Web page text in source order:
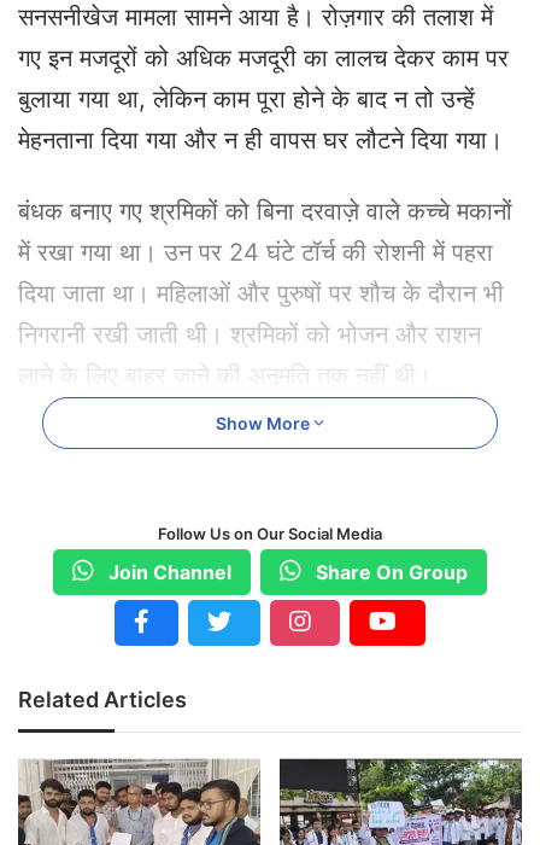
सनसनीखेज मामला सामने आया है। रोज़गार की तलाश में
गए इन मजदूरों को अधिक मजदूरी का लालच देकर काम पर
बुलाया गया था, लेकिन काम पूरा होने के बाद न तो उन्हें
मेहनताना दिया गया और न ही वापस घर लौटने दिया गया।
बंधक बनाए गए श्रमिकों को बिना दरवाज़े वाले कच्चे मकानों
में रखा गया था। उन पर 24 घंटे टॉर्च की रोशनी में पहरा
दिया जाता था। महिलाओं और पुरुषों पर शौच के दौरान भी
निगरानी रखी जाती थी। श्रमिकों को भोजन और राशन
लाने के लिए बाहर जाने की अनुमति तक नहीं थी।
किसी तरह दो श्रमिक वहां से जान बचाकर भागने में सफल
आपबीती सुनाई। शिकायत मिलते ही बिलासपुर प्रशासन ने
गुजरात प्रशासन से समन्वय स्थापित किया और त्वरित
कार्रवाई करते हुए सभी 54 श्रमिकों को सुरक्षित मुक्त करा
प्रशासन की इस कार्रवाई से बंधक श्रमिकों ने राहत की
सांस ली है, वहीं मामले में आगे की कानूनी कार्रवाई की जा
रही है।
Show More
Follow Us on Our Social Media
Join Channel Share On Group
Related Articles